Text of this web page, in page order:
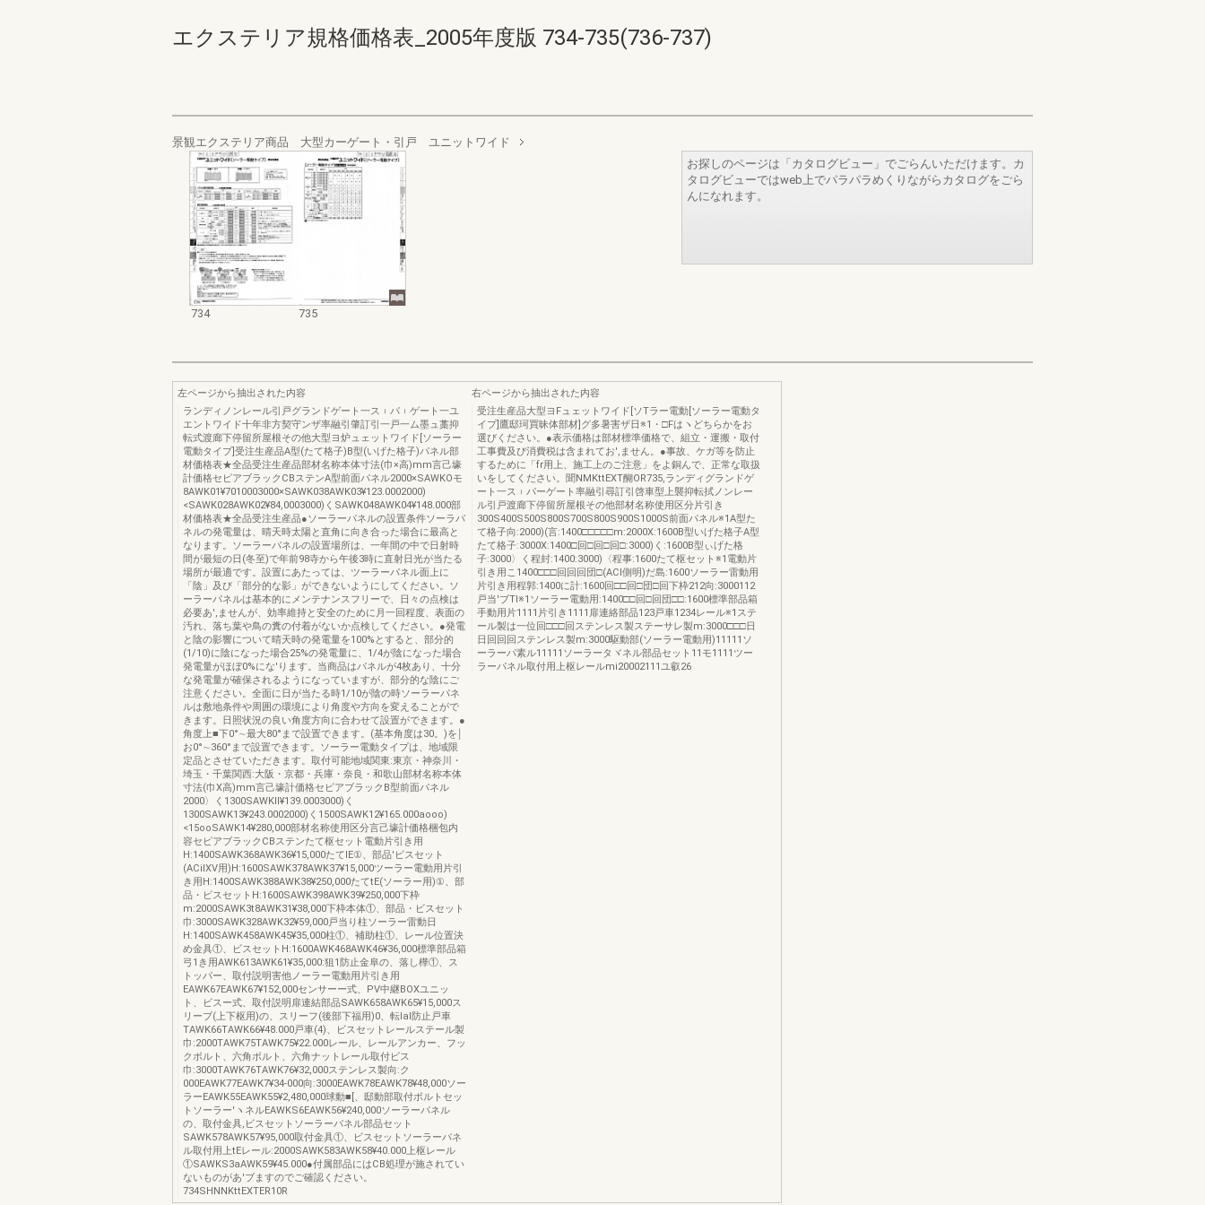
エクステリア規格価格表_2005年度版 734-735(736-737)
景観エクステリア商品 大型カーゲート・引戸 ユニットワイド
734 735
お探しのページは「カタログビュー」でごらんいただけます。カ
タログビューではweb上でパラパラめくりながらカタログをごら
んになれます。
左ページから抽出された内容
ランディノンレール引戸グランドゲート一ス︲パ︲ゲート一ユ
エントワイド十年非方契守ンザ率融引肇訂引一戸一ム墨ュ藁抑
転式渡廊下停留所屋根その他大型ヨ炉ュェットワイド[ソーラー
電動タイプ]受注生産品A型(たて格子)B型(いげた格子)パネル部
材価格表★全品受注生産品部材名称本体寸法(巾×高)mm言己壕
計価格セピアブラックCBステンA型前面パネル2000×SAWKOモ
8AWK01¥7010003000×SAWK038AWK03¥123.0002000)
<SAWK028AWK02¥84,0003000)くSAWK048AWK04¥148.000部
材価格表★全品受注生産品●ソーラーパネルの設置条件ソーラパ
ネルの発電量は、晴天時太陽と直角に向き合った場合に最高と
なります。ソーラーパネルの設置場所は、一年間の中で日射時
間が最短の日(冬至)で年前98寺から午後3時に直射日光が当たる
場所が最適です。設置にあたっては、ツーラーパネル面上に
「陰」及び「部分的な影」ができないようにしてください。ソ
ーラーパネルは基本的にメンテナンスフリーで、日々の点検は
必要あ',ませんが、効率維持と安全のために月一回程度、表面の
汚れ、落ち葉や鳥の糞の付着がないか点検してください。●発電
と陰の影響について晴天時の発電量を100%とすると、部分的
(1/10)に陰になった場合25%の発電量に、1/4が陰になった場合
発電量がほぼ0%にな'ります。当商品はパネルが4枚あり、十分
な発電量が確保されるようになっていますが、部分的な陰にご
注意ください。全面に日が当たる時1/10が陰の時ソーラーパネ
ルは敷地条件や周囲の環境により角度や方向を変えることがで
きます。日照状況の良い角度方向に合わせて設置ができます。●
角度上■下0°∼最大80°まで設置できます。(基本角度は30。)を￨
お0°∼360°まで設置できます。ソーラー電動タイプは、地域限
定品とさせていただきます。取付可能地域関東:東京・神奈川・
埼玉・千葉関西:大阪・京都・兵庫・奈良・和歌山部材名称本体
寸法(巾X高)mm言己壕計価格セビアブラックB型前面パネル
2000〉く1300SAWKll¥139.0003000)く
1300SAWK13¥243.0002000)く1500SAWK12¥165.000aooo)
<15ooSAWK14¥280,000部材名称使用区分言己壕計価格梱包内
容セピアブラックCBステンたて枢セット電動片引き用
H:1400SAWK368AWK36¥15,000たてlE①、部品'ビスセット
(ACilXV用)H:1600SAWK378AWK37¥15,000ツーラー電動用片引
き用H:1400SAWK388AWK38¥250,000たてtE(ソーラー用)①、部
品・ビスセットH:1600SAWK398AWK39¥250,000下枠
m:2000SAWK3t8AWK31¥38,000下枠本体①、部品・ビスセット
巾:3000SAWK328AWK32¥59,000戸当り柱ソーラー雷動日
H:1400SAWK458AWK45¥35,000柱①、補助柱①、レール位置決
め金具①、ビスセットH:1600AWK468AWK46¥36,000標準部品箱
弓1き用AWK613AWK61¥35,000:狙1防止金阜の、落し樺①、ス
トッパー、取付説明害他ノーラー電動用片引き用
EAWK67EAWK67¥152,000センサーー式、PV中継BOXユニッ
ト、ビスー式、取付説明扉連結部品SAWK658AWK65¥15,000ス
リーブ(上下枢用)の、スリーフ(後部下福用)0、転lal防止戸車
TAWK66TAWK66¥48.000戸車(4)、ビスセットレールステール製
巾:2000TAWK75TAWK75¥22.000レール、レールアンカー、フッ
クボルト、六角ボルト、六角ナットレール取付ビス
巾:3000TAWK76TAWK76¥32,000ステンレス製向:ク
000EAWK77EAWK7¥34‐000向:3000EAWK78EAWK78¥48,000ソー
ラーEAWK55EAWK55¥2,480,000球動■[、邸動部取付ボルトセッ
トソーラー′ヽネルEAWKS6EAWK56¥240,000ソーラーパネル
の、取付金具,ビスセットソーラーパネル部品セット
SAWK578AWK57¥95,000取付金具①、ビスセットソーラーパネ
ル取付用上tEレール:2000SAWK583AWK58¥40.000上枢レール
①SAWKS3aAWK59¥45.000●付属部品にはCB処理が施されてい
ないものがあ'ブますのでご確認ください。
734SHNNKttEXTER10R
右ページから抽出された内容
受注生産品大型ヨFュェットワイド[ソTラー電動[ソーラー電動タ
イプ]鷹邸珂買昧体部材]グ多暑害ザ日※1・□Fはヽどちらかをお
選びください。●表示価格は部材標準価格で、組立・運搬・取付
工事費及び消費税は含まれてお',ません。●事故、ケガ等を防止
するために「fr用上、施工上のご注意」をよ銅んで、正常な取扱
いをしてください。聞NMKttEXT醐OR735,ランディグランドゲ
ート一ス︲パーゲート率融引尋訂引啓車型上襲抑転拭ノンレー
ル引戸渡廊下停留所屋根その他部材名称使用区分片引き
300S400S500S800S700S800S900S1000S前面パネル※1A型た
て格子向:2000)(言:1400□□□□□m:2000X:1600B型いげた格子A型
たて格子:3000X:1400□回□回□回□:3000)く:1600B型ぃげた格
子:3000〉く程封:1400:3000)〈程事:1600たて枢セット※1電動片
引き用こ1400□□□回回回団□(ACl側明)だ島:1600ソーラー雷動用
片引き用程郭:1400に計:1600回□□回□団□回下枠212向:3000112
戸当'ブTI※1ソーラー電動用:1400□□回□回団□□:1600標準部品箱
手動用片1111片引き1111扉連絡部品123戸車1234レール※1ステ
ール製は一位回□□□回ステンレス製ステーサレ製m:3000□□□日
日回回回ステンレス製m:3000駆動部(ソーラー電動用)11111ソ
ーラーパ素ル11111ソーラータヾネル部品セット11モ1111ツー
ラーパネル取付用上枢レールmi20002111ユ叡26